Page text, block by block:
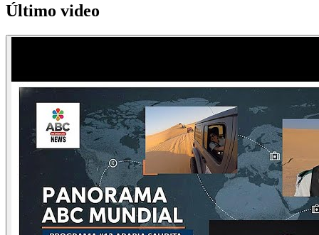
Último video